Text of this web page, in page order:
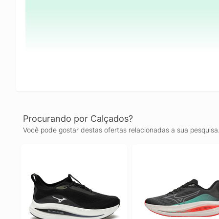
Procurando por Calçados?
Você pode gostar destas ofertas relacionadas a sua